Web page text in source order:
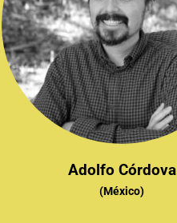
Adolfo Córdova
(México)